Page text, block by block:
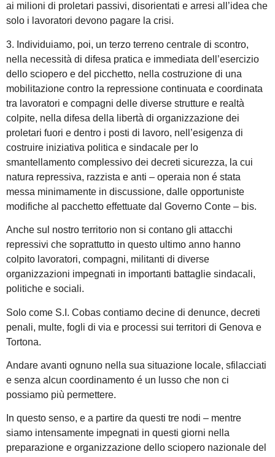
ai milioni di proletari passivi, disorientati e arresi all’idea che
solo i lavoratori devono pagare la crisi.
3. Individuiamo, poi, un terzo terreno centrale di scontro,
nella necessità di difesa pratica e immediata dell’esercizio
dello sciopero e del picchetto, nella costruzione di una
mobilitazione contro la repressione continuata e coordinata
tra lavoratori e compagni delle diverse strutture e realtà
colpite, nella difesa della libertà di organizzazione dei
proletari fuori e dentro i posti di lavoro, nell’esigenza di
costruire iniziativa politica e sindacale per lo
smantellamento complessivo dei decreti sicurezza, la cui
natura repressiva, razzista e anti – operaia non é stata
messa minimamente in discussione, dalle opportuniste
modifiche al pacchetto effettuate dal Governo Conte – bis.
Anche sul nostro territorio non si contano gli attacchi
repressivi che soprattutto in questo ultimo anno hanno
colpito lavoratori, compagni, militanti di diverse
organizzazioni impegnati in importanti battaglie sindacali,
politiche e sociali.
Solo come S.I. Cobas contiamo decine di denunce, decreti
penali, multe, fogli di via e processi sui territori di Genova e
Tortona.
Andare avanti ognuno nella sua situazione locale, sfilacciati
e senza alcun coordinamento é un lusso che non ci
possiamo più permettere.
In questo senso, e a partire da questi tre nodi – mentre
siamo intensamente impegnati in questi giorni nella
preparazione e organizzazione dello sciopero nazionale del